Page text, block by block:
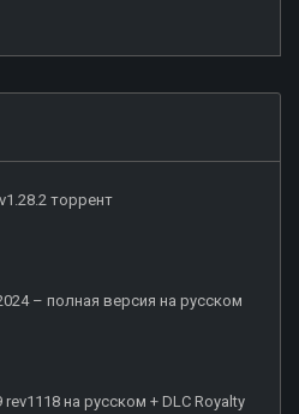
торрент
– полная версия на русском
на русском + DLC Royalty